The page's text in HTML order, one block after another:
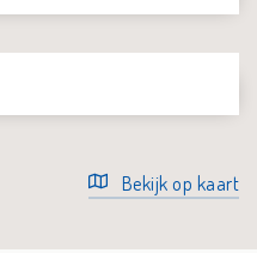
Bekijk op kaart